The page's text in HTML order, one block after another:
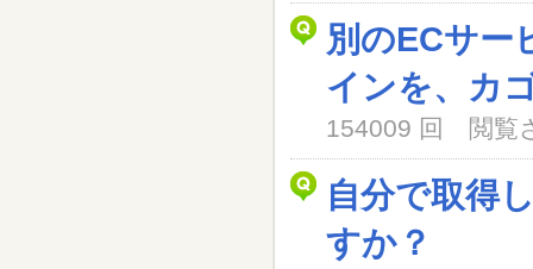
別のECサー
インを、カ
154009 回 閲覧
自分で取得
すか？